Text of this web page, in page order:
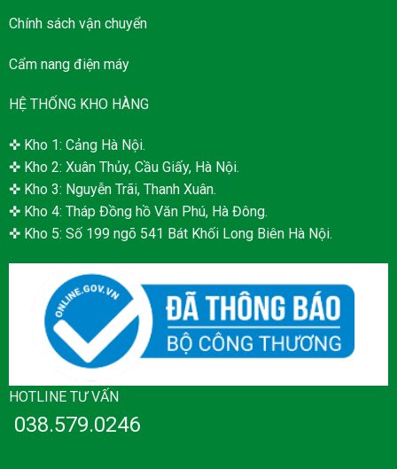
Chính sách vận chuyển
Cẩm nang điện máy
HỆ THỐNG KHO HÀNG
✜ Kho 1: Cảng Hà Nội.
✜ Kho 2: Xuân Thủy, Cầu Giấy, Hà Nội.
✜ Kho 3: Nguyễn Trãi, Thanh Xuân.
✜ Kho 4: Tháp Đồng hồ Văn Phú, Hà Đông.
✜ Kho 5: Số 199 ngõ 541 Bát Khối Long Biên Hà Nội.
HOTLINE TƯ VẤN
038.579.0246